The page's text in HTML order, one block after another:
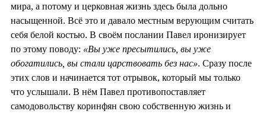
мира, а потому и церковная жизнь здесь была дольно
насыщенной. Всё это и давало местным верующим считать
себя белой костью. В своём послании Павел иронизирует
по этому поводу: «Вы уже пресытились, вы уже
обогатились, вы стали царствовать без нас». Сразу после
этих слов и начинается тот отрывок, который мы только
что услышали. В нём Павел противопоставляет
самодовольству коринфян свою собственную жизнь и